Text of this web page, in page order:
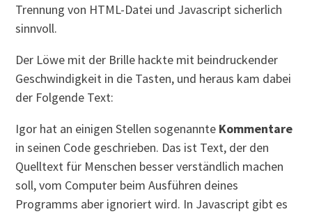
Trennung von HTML-Datei und Javascript sicherlich
sinnvoll.
Der Löwe mit der Brille hackte mit beindruckender
Geschwindigkeit in die Tasten, und heraus kam dabei
der Folgende Text:
Igor hat an einigen Stellen sogenannte Kommentare
in seinen Code geschrieben. Das ist Text, der den
Quelltext für Menschen besser verständlich machen
soll, vom Computer beim Ausführen deines
Programms aber ignoriert wird. In Javascript gibt es